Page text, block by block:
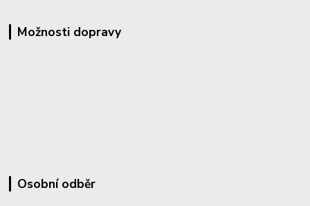
Možnosti dopravy
Osobní odběr